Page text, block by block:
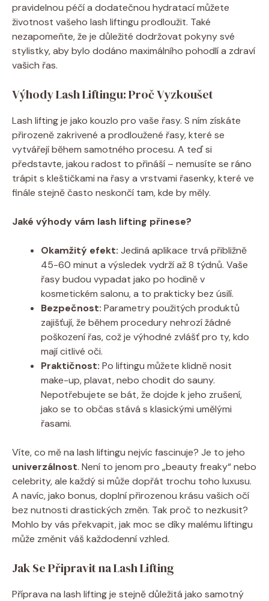
pravidelnou péčí a dodatečnou hydratací můžete
životnost vašeho lash liftingu prodloužit. Také
nezapomeňte, že je důležité dodržovat pokyny své
stylistky, aby bylo dodáno maximálního pohodlí a zdraví
vašich řas.
Výhody Lash Liftingu: Proč Vyzkoušet
Lash lifting je jako kouzlo pro vaše řasy. S ním získáte
přirozeně zakrivené a prodloužené řasy, které se
vytvářejí během samotného procesu. A teď si
představte, jakou radost to přináší – nemusíte se ráno
trápit s kleštičkami na řasy a vrstvami řasenky, které ve
finále stejně často neskončí tam, kde by měly.
Jaké výhody vám lash lifting přinese?
Okamžitý efekt: Jediná aplikace trvá přibližně
45-60 minut a výsledek vydrží až 8 týdnů. Vaše
řasy budou vypadat jako po hodině v
kosmetickém salonu, a to prakticky bez úsilí.
Bezpečnost: Parametry použitých produktů
zajišťují, že během procedury nehrozí žádné
poškození řas, což je výhodné zvlášť pro ty, kdo
mají citlivé oči.
Praktičnost: Po liftingu můžete klidně nosit
make-up, plavat, nebo chodit do sauny.
Nepotřebujete se bát, že dojde k jeho zrušení,
jako se to občas stává s klasickými umělými
řasami.
Víte, co mě na lash liftingu nejvíc fascinuje? Je to jeho
univerzálnost. Není to jenom pro „beauty freaky“ nebo
celebrity, ale každý si může dopřát trochu toho luxusu.
A navíc, jako bonus, doplní přirozenou krásu vašich očí
bez nutnosti drastických změn. Tak proč to nezkusit?
Mohlo by vás překvapit, jak moc se díky malému liftingu
může změnit váš každodenní vzhled.
Jak Se Připravit na Lash Lifting
Příprava na lash lifting je stejně důležitá jako samotný